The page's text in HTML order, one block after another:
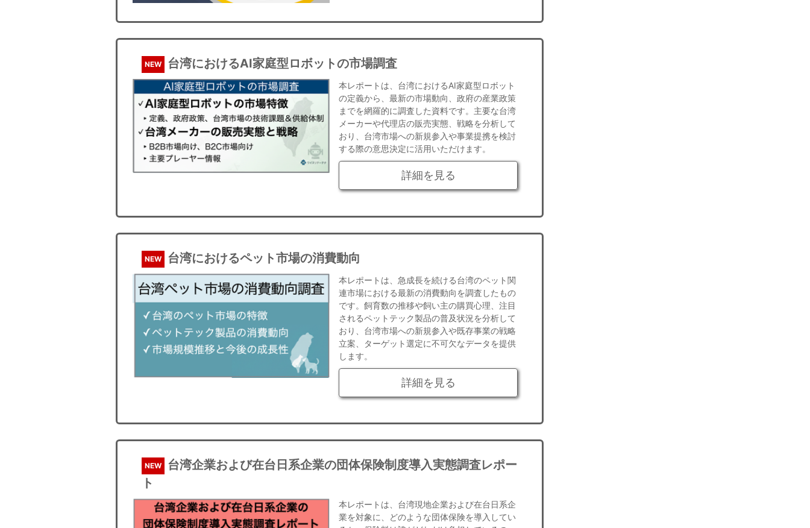
NEW 台湾におけるAI家庭型ロボットの市場調査
本レポートは、台湾におけるAI家庭型ロボット
の定義から、最新の市場動向、政府の産業政策
までを網羅的に調査した資料です。主要な台湾
メーカーや代理店の販売実態、戦略を分析して
おり、台湾市場への新規参入や事業提携を検討
する際の意思決定に活用いただけます。
詳細を見る
NEW 台湾におけるペット市場の消費動向
本レポートは、急成長を続ける台湾のペット関
連市場における最新の消費動向を調査したもの
です。飼育数の推移や飼い主の購買心理、注目
されるペットテック製品の普及状況を分析して
おり、台湾市場への新規参入や既存事業の戦略
立案、ターゲット選定に不可欠なデータを提供
します。
詳細を見る
NEW
台湾企業および在台日系企業の団体保険制度導入実態調査レポー
ト
本レポートは、台湾現地企業および在台日系企
業を対象に、どのような団体保険を導入してい